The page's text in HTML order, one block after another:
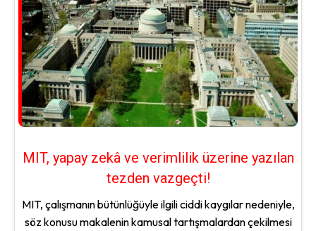
MIT, yapay zekâ ve verimlilik üzerine yazılan
tezden vazgeçti!
MIT, çalışmanın bütünlüğüyle ilgili ciddi kaygılar nedeniyle,
söz konusu makalenin kamusal tartışmalardan çekilmesi